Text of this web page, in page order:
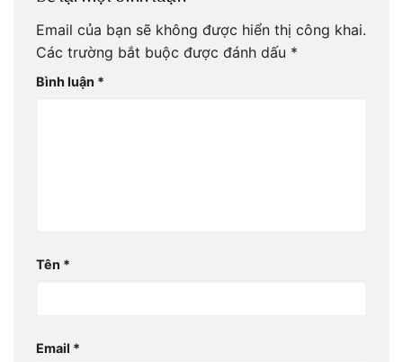
Email của bạn sẽ không được hiển thị công khai.
Các trường bắt buộc được đánh dấu *
Bình luận *
Tên *
Email *